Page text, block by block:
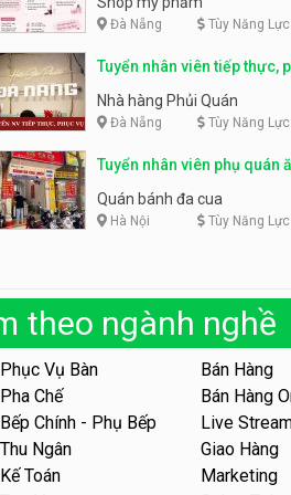
trực page,
GRAVI
Tuyển nhân
KIBO KIDS
Tuyển nhân
Công ty
Tuyển nhân
Tuyển nhân
tối – quán
Quán kem
Tuyển nhân
Bún Đậu
Bún Đậu
Đà Nẵng Tùy Năng Lực
Tuyển nhân viên tiếp thực,
Nhà hàng Phủi Quán
Đà Nẵng Tùy Năng Lực
Tuyển nhân viên phụ quán
Quán bánh đa cua
Hà Nội Tùy Năng Lực
theo ngành nghề
Phục Vụ Bàn
Bán Hàng
Pha Chế
Bán Hàng
Bếp Chính - Phụ Bếp
Live
Thu Ngân
Giao Hàng
Kế Toán
Marketing